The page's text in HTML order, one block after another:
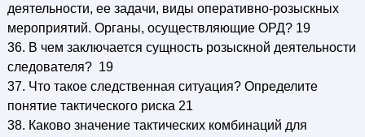
деятельности, ее задачи, виды оперативно-розыскных
мероприятий. Органы, осуществляющие ОРД? 19
36. В чем заключается сущность розыскной деятельности
следователя? 19
37. Что такое следственная ситуация? Определите
понятие тактического риска 21
38. Каково значение тактических комбинаций для